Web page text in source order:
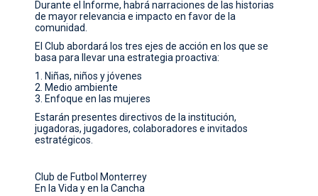
Durante el Informe, habrá narraciones de las historias
de mayor relevancia e impacto en favor de la
comunidad.
El Club abordará los tres ejes de acción en los que se
basa para llevar una estrategia proactiva:
1. Niñas, niños y jóvenes
2. Medio ambiente
3. Enfoque en las mujeres
Estarán presentes directivos de la institución,
jugadoras, jugadores, colaboradores e invitados
estratégicos.
Club de Futbol Monterrey
En la Vida y en la Cancha